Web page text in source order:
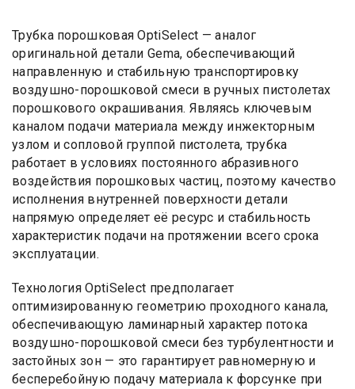
Трубка порошковая OptiSelect — аналог
оригинальной детали Gema, обеспечивающий
направленную и стабильную транспортировку
воздушно-порошковой смеси в ручных пистолетах
порошкового окрашивания. Являясь ключевым
каналом подачи материала между инжекторным
узлом и сопловой группой пистолета, трубка
работает в условиях постоянного абразивного
воздействия порошковых частиц, поэтому качество
исполнения внутренней поверхности детали
напрямую определяет её ресурс и стабильность
характеристик подачи на протяжении всего срока
эксплуатации.
Технология OptiSelect предполагает
оптимизированную геометрию проходного канала,
обеспечивающую ламинарный характер потока
воздушно-порошковой смеси без турбулентности и
застойных зон — это гарантирует равномерную и
бесперебойную подачу материала к форсунке при